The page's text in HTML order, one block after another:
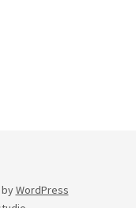
WordPress